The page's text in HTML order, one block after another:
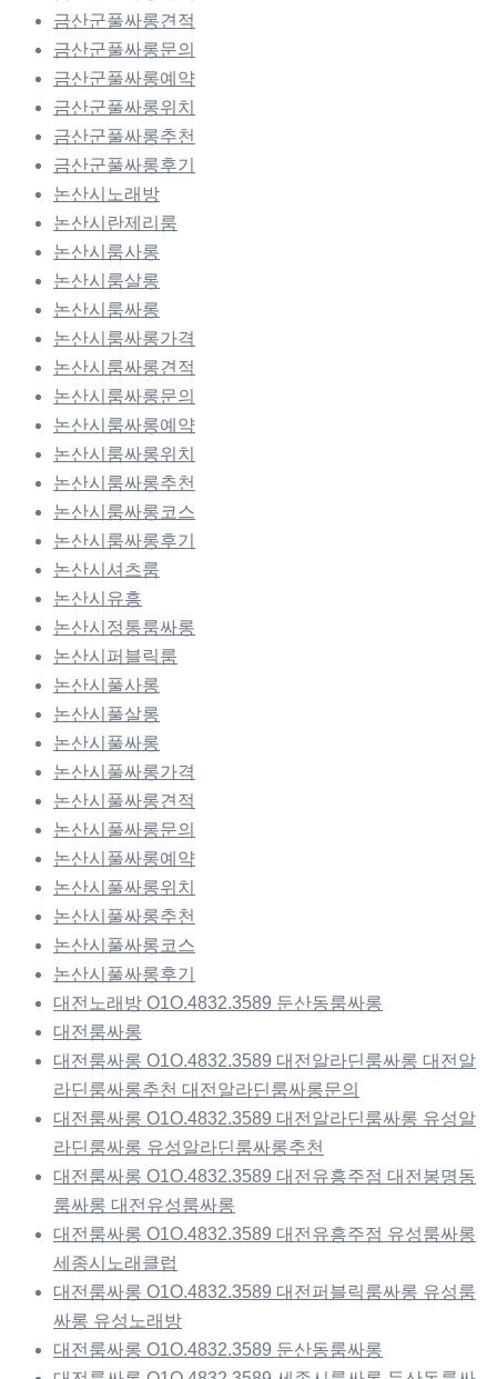
금산군풀싸롱견적
금산군풀싸롱문의
금산군풀싸롱예약
금산군풀싸롱위치
금산군풀싸롱추천
금산군풀싸롱후기
논산시노래방
논산시란제리룸
논산시룸사롱
논산시룸살롱
논산시룸싸롱
논산시룸싸롱가격
논산시룸싸롱견적
논산시룸싸롱문의
논산시룸싸롱예약
논산시룸싸롱위치
논산시룸싸롱추천
논산시룸싸롱코스
논산시룸싸롱후기
논산시셔츠룸
논산시유흥
논산시정통룸싸롱
논산시퍼블릭룸
논산시풀사롱
논산시풀살롱
논산시풀싸롱
논산시풀싸롱가격
논산시풀싸롱견적
논산시풀싸롱문의
논산시풀싸롱예약
논산시풀싸롱위치
논산시풀싸롱추천
논산시풀싸롱코스
논산시풀싸롱후기
대전노래방 O1O.4832.3589 둔산동룸싸롱
대전룸싸롱
대전룸싸롱 O1O.4832.3589 대전알라딘룸싸롱 대전알
라딘룸싸롱추천 대전알라딘룸싸롱문의
대전룸싸롱 O1O.4832.3589 대전알라딘룸싸롱 유성알
라딘룸싸롱 유성알라딘룸싸롱추천
대전룸싸롱 O1O.4832.3589 대전유흥주점 대전봉명동
룸싸롱 대전유성룸싸롱
대전룸싸롱 O1O.4832.3589 대전유흥주점 유성룸싸롱
세종시노래클럽
대전룸싸롱 O1O.4832.3589 대전퍼블릭룸싸롱 유성룸
싸롱 유성노래방
대전룸싸롱 O1O.4832.3589 둔산동룸싸롱